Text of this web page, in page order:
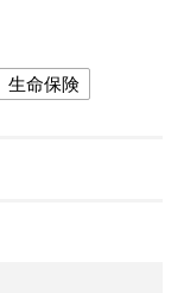
生命保険